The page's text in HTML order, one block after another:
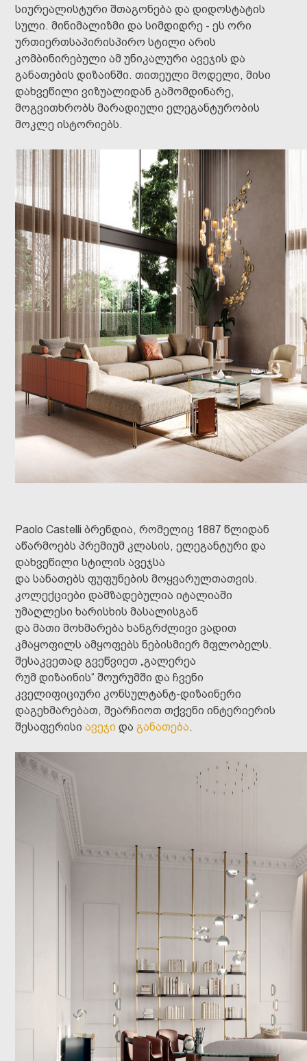
სიურეალისტური შთაგონება და დიდოსტატის
სული. მინიმალიზმი და სიმდიდრე - ეს ორი
ურთიერთსაპირისპირო სტილი არის
კომბინირებული ამ უნიკალური ავეჯის და
განათების დიზაინში. თითეული მოდელი, მისი
დახვეწილი ვიზუალიდან გამომდინარე,
მოგვითხრობს მარადიული ელეგანტურობის
მოკლე ისტორიებს.
Paolo Castelli ბრენდია, რომელიც 1887 წლიდან
აწარმოებს პრემიუმ კლასის, ელეგანტური და
დახვეწილი სტილის ავეჯსა
და სანათებს ფუფუნების მოყვარულთათვის.
კოლექციები დამზადებულია იტალიაში
უმაღლესი ხარისხის მასალისგან
და მათი მოხმარება ხანგრძლივი ვადით
კმაყოფილს ამყოფებს ნებისმიერ მფლობელს.
შესაკვეთად გვეწვიეთ „გალერეა
რუმ დიზაინის“ შოურუმში და ჩვენი
კველიფიციური კონსულტანტ-დიზაინერი
დაგეხმარებათ, შეარჩიოთ თქვენი ინტერიერის
შესაფერისიავეჯი დაგანათება.